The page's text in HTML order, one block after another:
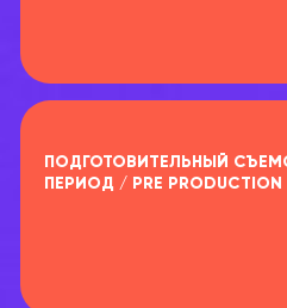
ПОДГОТОВИТЕЛЬНЫЙ
ПЕРИОД / PRE PRODUCTION